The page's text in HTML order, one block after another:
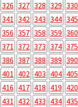
326 327 328 329 330
341 342 343 344 345
356 357 358 359 360
371 372 373 374 375
386 387 388 389 390
401 402 403 404 405
416 417 418 419 420
431 432 433 434 435